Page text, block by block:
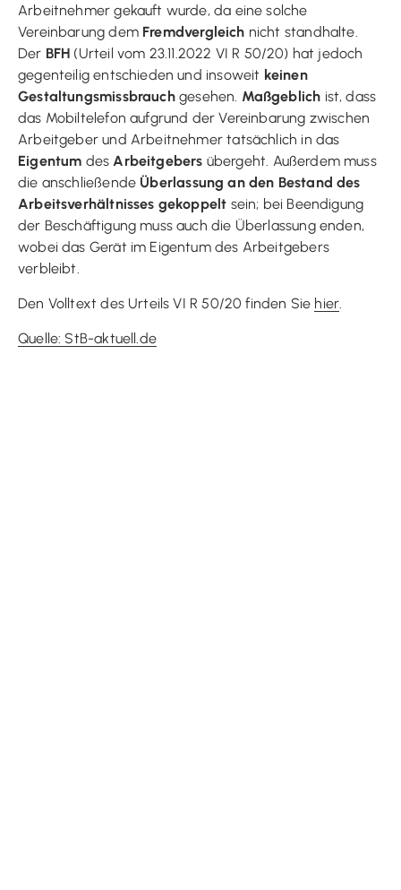
Arbeitnehmer gekauft wurde, da eine solche
Vereinbarung dem Fremdvergleich nicht standhalte.
Der BFH (Urteil vom 23.11.2022 VI R 50/20) hat jedoch
gegenteilig entschieden und insoweit keinen
Gestaltungsmissbrauchgesehen. Maßgeblich ist, dass
das Mobiltelefon aufgrund der Vereinbarung zwischen
Arbeitgeber und Arbeitnehmer tatsächlich in das
Eigentum des Arbeitgebers übergeht. Außerdem muss
die anschließende Überlassung an den Bestand des
Arbeitsverhältnisses gekoppelt sein; bei Beendigung
der Beschäftigung muss auch die Überlassung enden,
wobei das Gerät im Eigentum des Arbeitgebers
verbleibt.
Den Volltext des Urteils VI R 50/20 finden Sie hier
Quelle: StB-aktuell.de